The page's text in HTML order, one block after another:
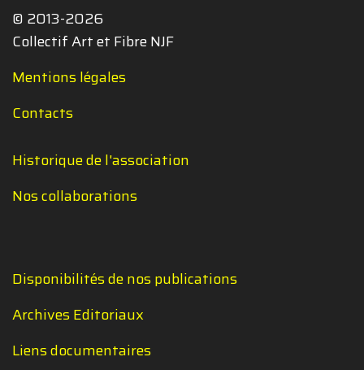
© 2013-2026
Collectif Art et Fibre NJF
Mentions légales
Contacts
Historique de l'association
Nos collaborations
Disponibilités de nos publications
Archives Editoriaux
Liens documentaires